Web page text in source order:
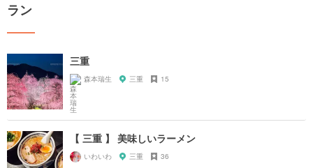
ラン
三重
森本瑞生 三重 15
【 三重 】 美味しいラーメン
いわいわ 三重 36